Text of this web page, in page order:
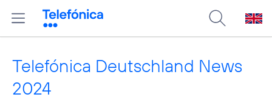
Telefónica Deutschland News
2024